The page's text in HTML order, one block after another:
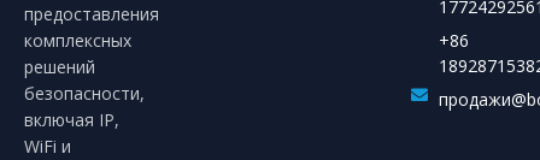
предоставления
комплексных
решений
безопасности,
включая IP,
WiFi и
+86